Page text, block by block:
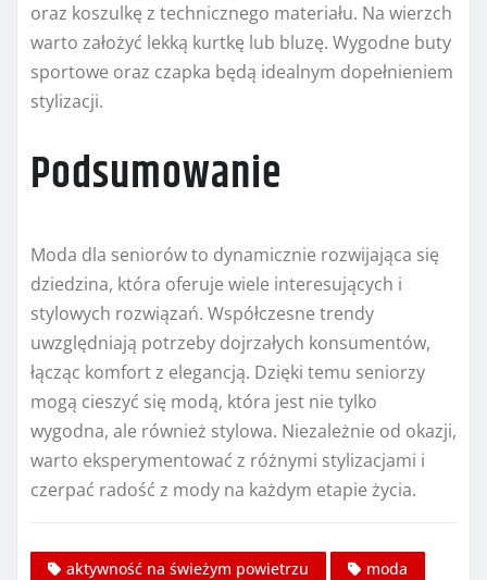
oraz koszulkę z technicznego materiału. Na wierzch
warto założyć lekką kurtkę lub bluzę. Wygodne buty
sportowe oraz czapka będą idealnym dopełnieniem
stylizacji.
Podsumowanie
Moda dla seniorów to dynamicznie rozwijająca się
dziedzina, która oferuje wiele interesujących i
stylowych rozwiązań. Współczesne trendy
uwzględniają potrzeby dojrzałych konsumentów,
łącząc komfort z elegancją. Dzięki temu seniorzy
mogą cieszyć się modą, która jest nie tylko
wygodna, ale również stylowa. Niezależnie od okazji,
warto eksperymentować z różnymi stylizacjami i
czerpać radość z mody na każdym etapie życia.
aktywność na świeżym powietrzu
moda